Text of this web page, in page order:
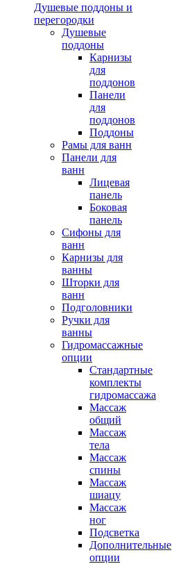
Душевые поддоны и
перегородки
Душевые
поддоны
Карнизы
для
поддонов
Панели
для
поддонов
Поддоны
Рамы для ванн
Панели для
ванн
Лицевая
панель
Боковая
панель
Сифоны для
ванн
Карнизы для
ванны
Шторки для
ванн
Подголовники
Ручки для
ванны
Гидромассажные
опции
Стандартные
комплекты
гидромассажа
Массаж
общий
Массаж
тела
Массаж
спины
Массаж
шиацу
Массаж
ног
Подсветка
Дополнительные
опции